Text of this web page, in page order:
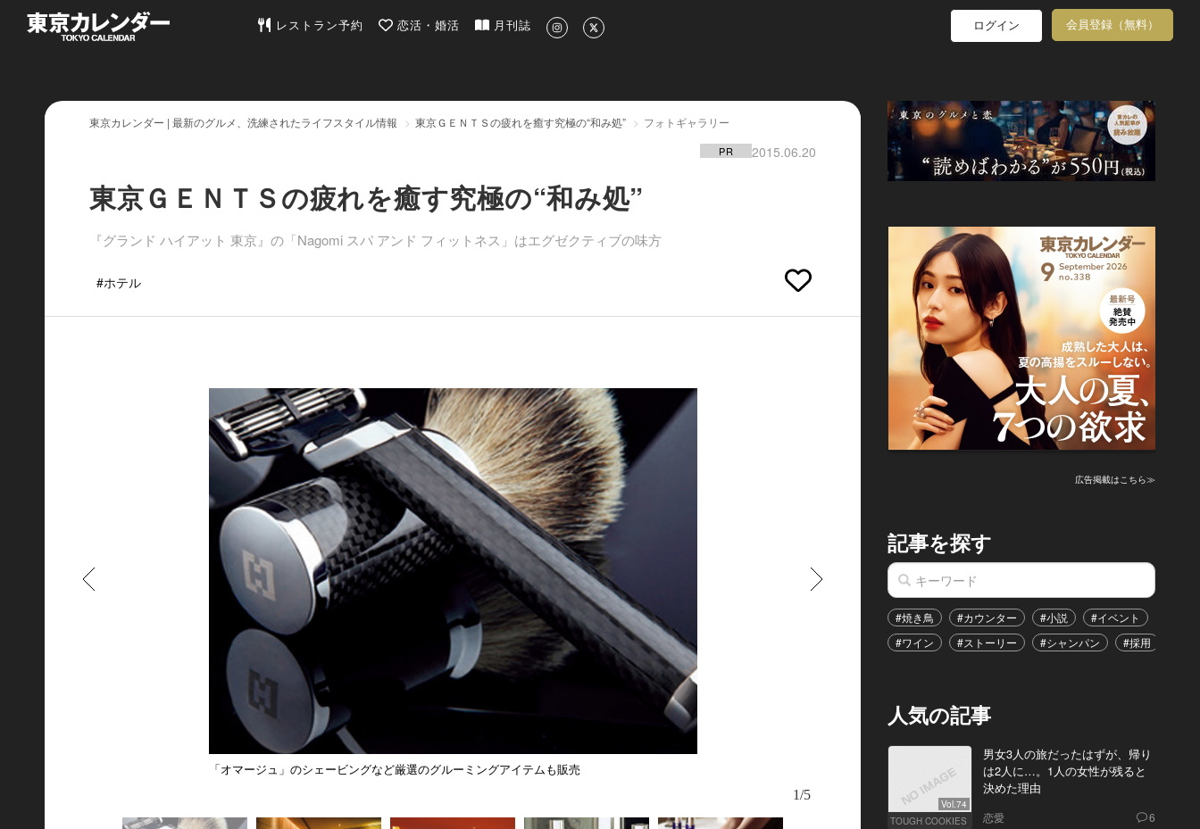
東京カレンダー | 最新のグルメ、洗練されたライフスタイル情報
レストラン予約 恋活・婚活 月刊誌 ログイン 会員登録（無料）
東京カレンダー | 最新のグルメ、洗練されたライフスタイル情報 東京ＧＥＮＴＳの疲れを癒す究極の“和み処” フォトギャラリー
PR 2015.06.20
東京ＧＥＮＴＳの疲れを癒す究極の“和み処”
『グランド ハイアット 東京』の「Nagomi スパ アンド フィットネス」はエグゼクティブの味方
#ホテル
「オマージュ」のシェービングなど厳選のグルーミングアイテムも販売
ジャクジー付きのNagomi スイート（34㎡）。ジャクジーで身体を温めてからトリートメ
を受けることで、より高い効果を期待できる。トリートメントによってはふたりで受ける
1/5
広告掲載はこちら≫
記事を探す
#焼き鳥 #カウンター #小説 #イベント
#ワイン
#ストーリー #シャンパン #採用
人気の記事
Vol.74
TOUGH COOKIES
男女3人の旅だったはずが、帰り
は2人に…。1人の女性が残ると
決めた理由
恋愛 6